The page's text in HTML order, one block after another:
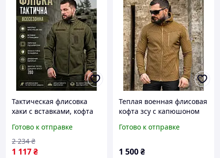
Тактическая флисовка
хаки с вставками, кофта
армейская мужская
теплая флиска XL Hn1ak
Готово к отправке
1 117₴
2 234 ₴
Теплая военная флисовая
кофта зсу с капюшоном
флисе, теплая армейская
Готово к отправке
1 500₴